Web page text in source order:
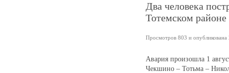
Два человека
Тотемском районе
Просмотров 803 и опубликована
Авария произошла 1
Чекшино – Тотьма –